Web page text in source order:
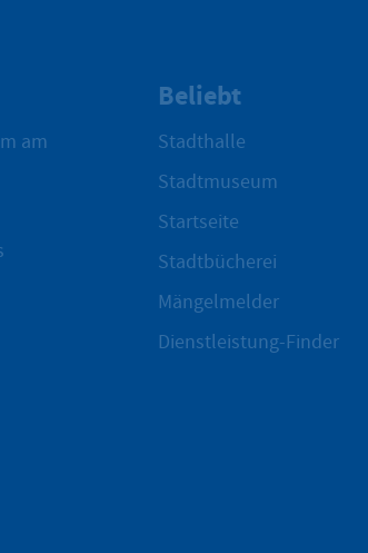
am
Beliebt
Stadthalle
Stadtmuseum
Startseite
Stadtbücherei
Mängelmelder
Dienstleistung-Finder